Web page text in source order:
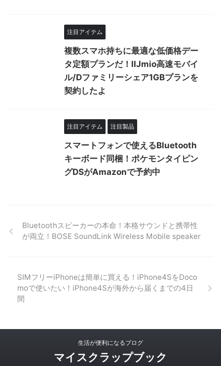
注目アイテム
複数スマホ持ちに最適な低価格デー
タ定額プランだ！IIJmio高速モバイ
ル/Dファミリーシェア1GBプランを
契約したよ
注目アイテム 注目製品
スマートフォンで使えるBluetooth
キーボード同梱！ポケモンタイピン
グDSがAmazonで予約中
Bluetoothスピーカーの本命！本格サウンドと携帯性
が両立！BOSE SoundLink Wireless Mobile speaker
SIMフリーiPhoneは簡単に買える！iPhone4SをDoco
moで使いたい！iPhone4Sが海外から届くまでの4日
間
生活が便利になるブログ
マイスクラップブック